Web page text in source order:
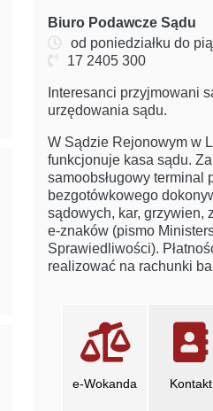
Biuro Podawcze Sądu
od poniedziałku do
17 2405 300
Interesanci przyjmowani
urzędowania sądu.
W Sądzie Rejonowym w
funkcjonuje kasa sądu.
samoobsługowy terminal
bezgotówkowego
sądowych, kar, grzywien,
e-znaków (pismo
Sprawiedliwości).
realizować na rachunki
linki
e-Wokanda Kontakt